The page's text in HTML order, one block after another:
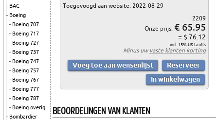
BAC
Boeing
Boeing 707
Boeing 717
Boeing 727
Boeing 737
Boeing 747
Boeing 757
Boeing 767
Boeing 777
Boeing 787
Boeing overig
Bombardier
Toegevoegd aan website: 2022-08-29
2209
Onze prijs: € 65.95
= $ 76.12
incl. 15% US tariffs
Minus uwvaste klanten korting
BEOORDELINGEN VAN KLANTEN